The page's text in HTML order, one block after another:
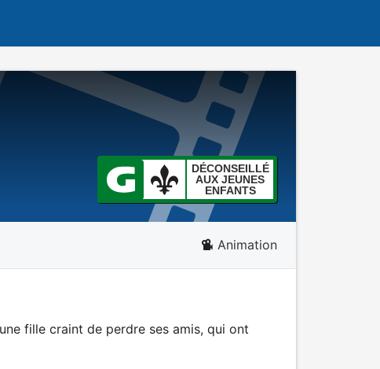
DÉCONSEILLÉ
AUX JEUNES
ENFANTS
Animation
fille craint de perdre ses amis, qui ont